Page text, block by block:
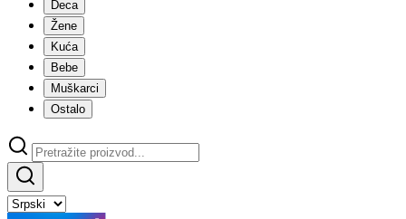
Deca
Žene
Kuća
Bebe
Muškarci
Ostalo